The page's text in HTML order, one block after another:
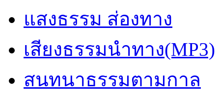
แสงธรรม ส่องทาง
เสียงธรรมนำทาง(MP3)
สนทนาธรรมตามกาล